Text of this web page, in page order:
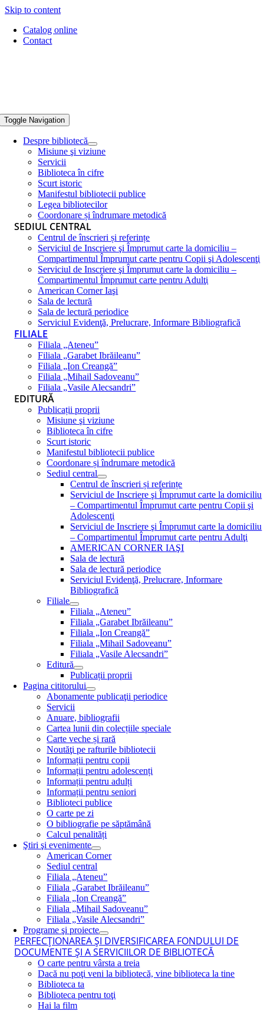
Skip to content
Catalog online
Contact
Toggle Navigation
Despre bibliotecă
Misiune şi viziune
Servicii
Biblioteca în cifre
Scurt istoric
Manifestul bibliotecii publice
Legea bibliotecilor
Coordonare și îndrumare metodică
SEDIUL CENTRAL
Centrul de înscrieri și referințe
Serviciul de Inscriere şi Împrumut carte la domiciliu –
Compartimentul Împrumut carte pentru Copii şi Adolescenţi
Serviciul de Inscriere şi Împrumut carte la domiciliu –
Compartimentul Împrumut carte pentru Adulţi
American Corner Iaşi
Sala de lectură
Sala de lectură periodice
Serviciul Evidenţă, Prelucrare, Informare Bibliografică
FILIALE
Filiala „Ateneu”
Filiala „Garabet Ibrăileanu”
Filiala „Ion Creangă”
Filiala „Mihail Sadoveanu”
Filiala „Vasile Alecsandri”
EDITURĂ
Publicații proprii
Misiune şi viziune
Biblioteca în cifre
Scurt istoric
Manifestul bibliotecii publice
Coordonare și îndrumare metodică
Sediul central
Centrul de înscrieri și referințe
Serviciul de Inscriere şi Împrumut carte la domiciliu
– Compartimentul Împrumut carte pentru Copii şi
Adolescenţi
Serviciul de Inscriere şi Împrumut carte la domiciliu
– Compartimentul Împrumut carte pentru Adulţi
AMERICAN CORNER IAŞI
Sala de lectură
Sala de lectură periodice
Serviciul Evidenţă, Prelucrare, Informare
Bibliografică
Filiale
Filiala „Ateneu”
Filiala „Garabet Ibrăileanu”
Filiala „Ion Creangă”
Filiala „Mihail Sadoveanu”
Filiala „Vasile Alecsandri”
Editură
Publicații proprii
Pagina cititorului
Abonamente publicaţii periodice
Servicii
Anuare, bibliografii
Cartea lunii din colecțiile speciale
Carte veche și rară
Noutăţi pe rafturile bibliotecii
Informații pentru copii
Informații pentru adolescenți
Informații pentru adulți
Informații pentru seniori
Biblioteci publice
O carte pe zi
O bibliografie pe săptămână
Calcul penalități
Ştiri şi evenimente
American Corner
Sediul central
Filiala „Ateneu”
Filiala „Garabet Ibrăileanu”
Filiala „Ion Creangă”
Filiala „Mihail Sadoveanu”
Filiala „Vasile Alecsandri”
Programe şi proiecte
PERFECŢIONAREA ŞI DIVERSIFICAREA FONDULUI DE
DOCUMENTE ŞI A SERVICIILOR DE BIBLIOTECĂ
O carte pentru vârsta a treia
Dacă nu poţi veni la bibliotecă, vine biblioteca la tine
Biblioteca ta
Biblioteca pentru toţi
Hai la film